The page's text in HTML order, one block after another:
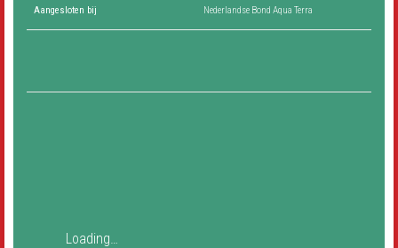
Aangesloten bij Nederlandse Bond Aqua Terra
Loading…